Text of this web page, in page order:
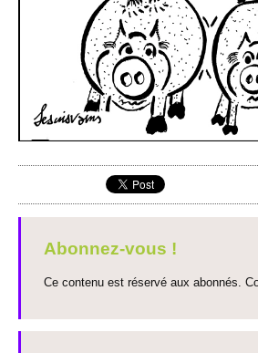
Abonnez-vous !
Ce contenu est réservé aux abonnés.